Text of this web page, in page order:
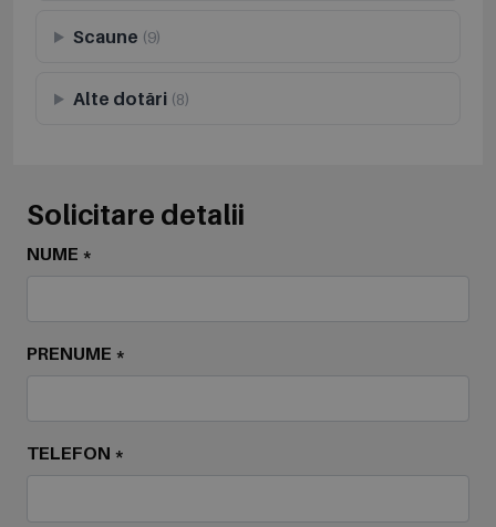
Scaune (9)
Alte dotări(8)
Solicitare detalii
NUME *
PRENUME *
TELEFON *